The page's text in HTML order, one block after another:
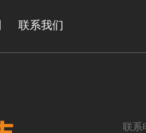
联系我们
联系